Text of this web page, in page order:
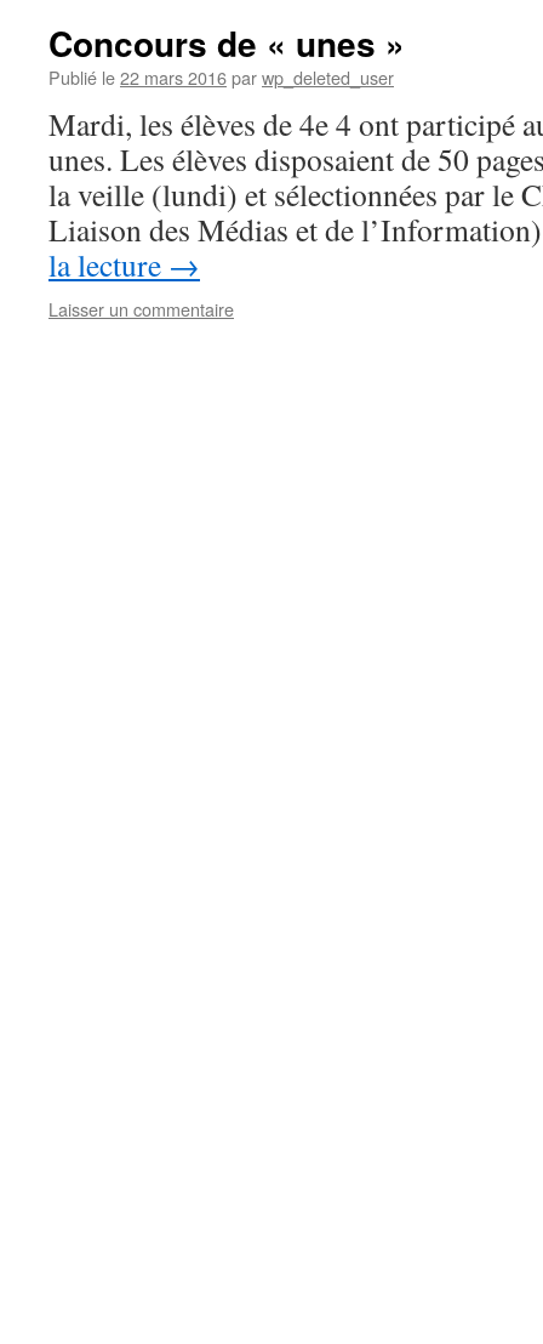
Concours de « unes »
Publié le22 mars 2016parwp_deleted_user
Mardi, les élèves de 4e 4 ont participé
unes. Les élèves disposaient de 50
la veille (lundi) et sélectionnées par le
Liaison des Médias et de
la lecture →
Laisser un commentaire